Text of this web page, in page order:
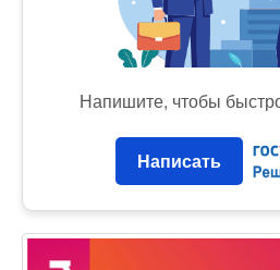
Напишите, чтобы
Написать